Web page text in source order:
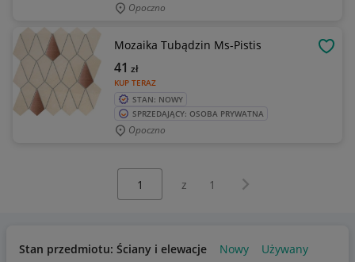
Opoczno
Mozaika Tubądzin Ms-Pistis
KUP TERAZ
41 zł
STAN: NOWY
SPRZEDAJĄCY: OSOBA PRYWATNA
Opoczno
z 1 Następna strona
Stan przedmiotu: Ściany i elewacje Nowy Używany